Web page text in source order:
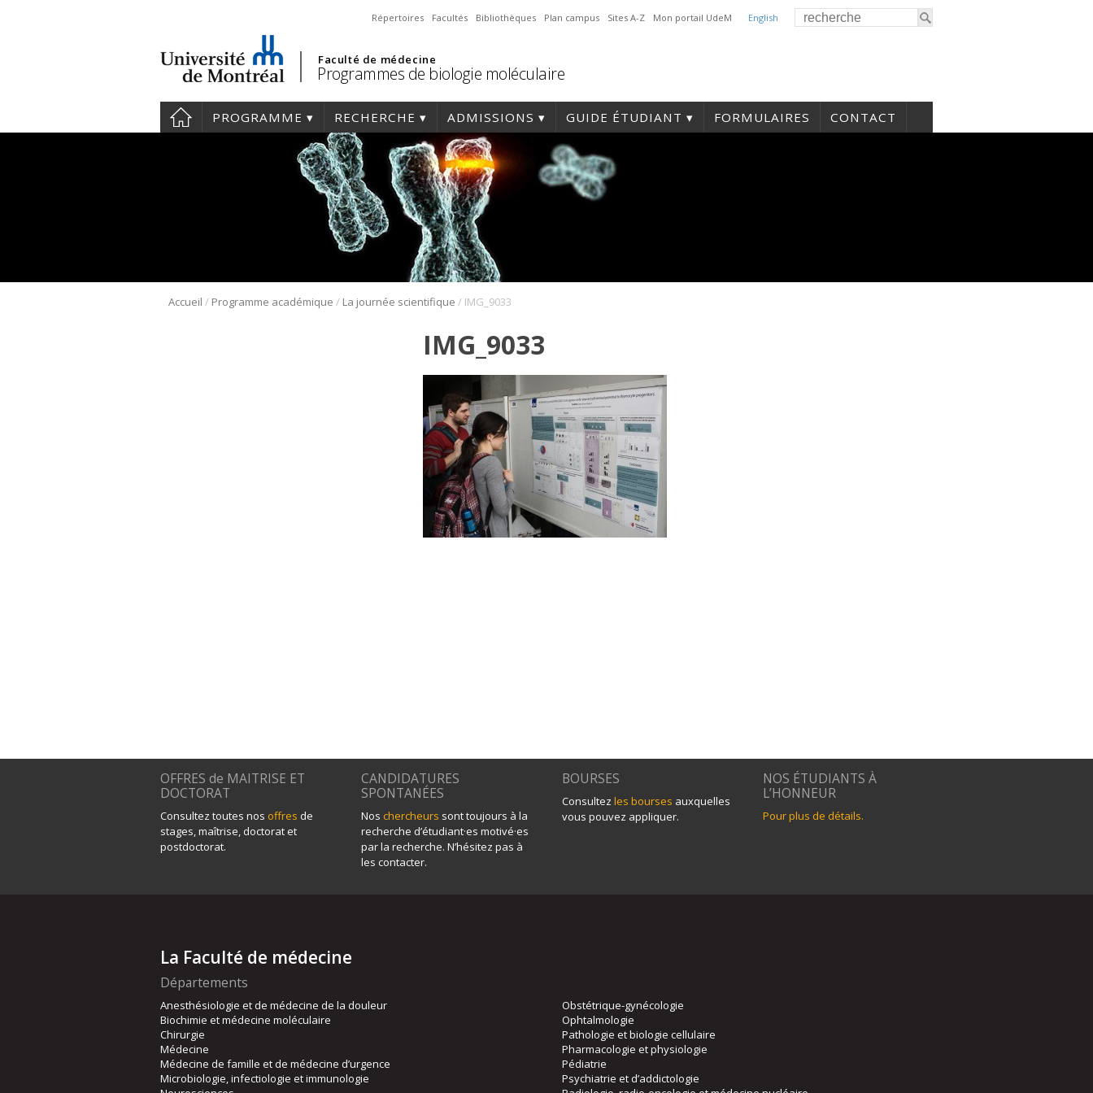
English
Répertoires Facultés Bibliothèques Plan campus Sites A-Z Mon portail UdeM
Faculté de médecine
Programmes de biologie moléculaire
PROGRAMME RECHERCHE ADMISSIONS GUIDE ÉTUDIANT FORMULAIRES CONTACT
Accueil / Programme académique / La journée scientifique / IMG_9033
IMG_9033
OFFRES de MAITRISE ET
DOCTORAT
Consultez toutes nos offres de
stages, maîtrise, doctorat et
postdoctorat.
CANDIDATURES
SPONTANÉES
Nos chercheurs sont toujours à la
recherche d’étudiant·es motivé·es
par la recherche. N’hésitez pas à
les contacter.
BOURSES
Consultez les bourses auxquelles
vous pouvez appliquer.
NOS ÉTUDIANTS À
L’HONNEUR
Pour plus de détails.
La Faculté de médecine
Départements
Anesthésiologie et de médecine de la douleur
Biochimie et médecine moléculaire
Chirurgie
Médecine
Médecine de famille et de médecine d’urgence
Microbiologie, infectiologie et immunologie
Obstétrique-gynécologie
Ophtalmologie
Pathologie et biologie cellulaire
Pharmacologie et physiologie
Pédiatrie
Psychiatrie et d’addictologie